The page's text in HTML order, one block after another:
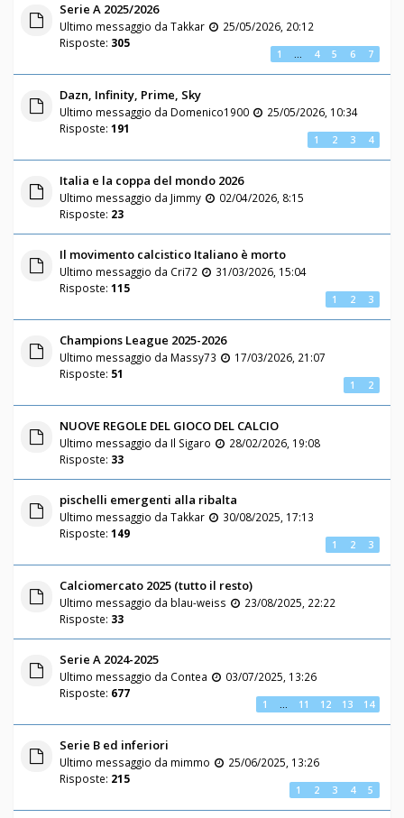
Serie A 2025/2026
Ultimo messaggio da Takkar
25/05/2026, 20:12
Risposte: 305
1 … 4 5 6 7
Dazn, Infinity, Prime, Sky
Ultimo messaggio da Domenico1900
25/05/2026, 10:34
Risposte: 191
1 2 3 4
Italia e la coppa del mondo 2026
Ultimo messaggio da Jimmy
02/04/2026, 8:15
Risposte: 23
Il movimento calcistico Italiano è morto
Ultimo messaggio da Cri72
31/03/2026, 15:04
Risposte: 115
1 2 3
Champions League 2025-2026
Ultimo messaggio da Massy73
17/03/2026, 21:07
Risposte: 51
1 2
NUOVE REGOLE DEL GIOCO DEL CALCIO
Ultimo messaggio da Il Sigaro
28/02/2026, 19:08
Risposte: 33
pischelli emergenti alla ribalta
Ultimo messaggio da Takkar
30/08/2025, 17:13
Risposte: 149
1 2 3
Calciomercato 2025 (tutto il resto)
Ultimo messaggio da blau-weiss
23/08/2025, 22:22
Risposte: 33
Serie A 2024-2025
Ultimo messaggio da Contea
03/07/2025, 13:26
Risposte: 677
1 … 11 12 13 14
Serie B ed inferiori
Ultimo messaggio da mimmo
25/06/2025, 13:26
Risposte: 215
1 2 3 4 5